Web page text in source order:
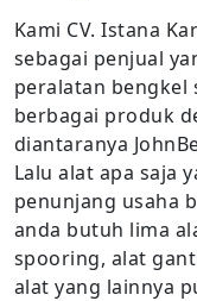
Kami CV. Istana
sebagai penjual
peralatan bengkel
berbagai produk
diantaranya
Lalu alat apa saja
penunjang usaha
anda butuh lima
spooring, alat
alat yang lainnya